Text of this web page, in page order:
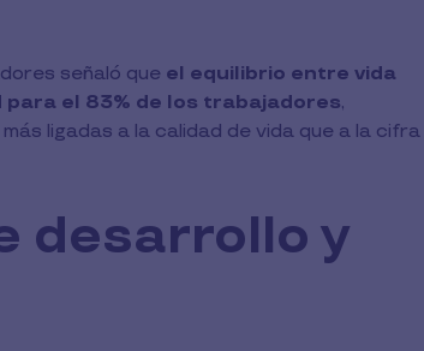
señaló que el equilibrio entre vida
el 83% de los trabajadores,
ligadas a la calidad de vida que a la cifra
desarrollo y